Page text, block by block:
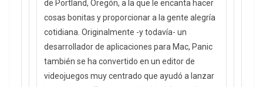
de Portland, Oregón, a la que le encanta hacer
cosas bonitas y proporcionar a la gente alegría
cotidiana. Originalmente -y todavía- un
desarrollador de aplicaciones para Mac, Panic
también se ha convertido en un editor de
videojuegos muy centrado que ayudó a lanzar